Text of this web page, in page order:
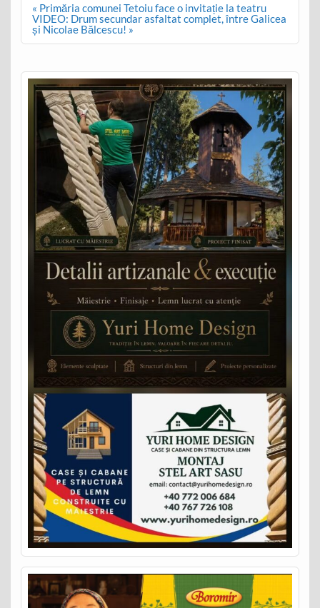
Post
navigation
« Primăria comunei Tetoiu face o invitație la teatru
VIDEO: Drum secundar asfaltat complet, între Galicea
și Nicolae Bălcescu! »